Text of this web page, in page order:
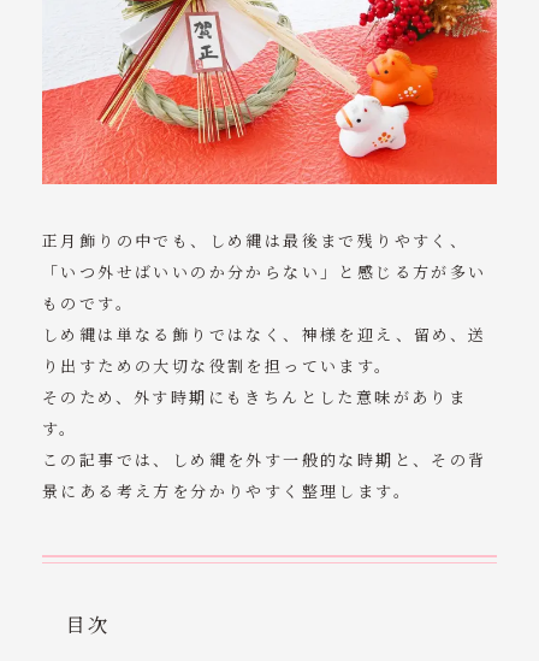
CONTACT
tel. 080-6282-4428
授与所：10:00～14:00
※詳細は「神社予定」ページのカレンダーをご覧ください。
正月飾りの中でも、しめ縄は最後まで残りやすく、
「いつ外せばいいのか分からない」と感じる方が多い
ものです。
しめ縄は単なる飾りではなく、神様を迎え、留め、送
り出すための大切な役割を担っています。
そのため、外す時期にもきちんとした意味がありま
す。
この記事では、しめ縄を外す一般的な時期と、その背
景にある考え方を分かりやすく整理します。
目次